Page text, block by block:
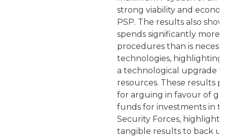
strong viability and
PSP. The results also
spends significantly more
procedures than is
technologies, highlighting
a technological upgrade
resources. These results
for arguing in favour of
funds for investments in
Security Forces,
tangible results to back